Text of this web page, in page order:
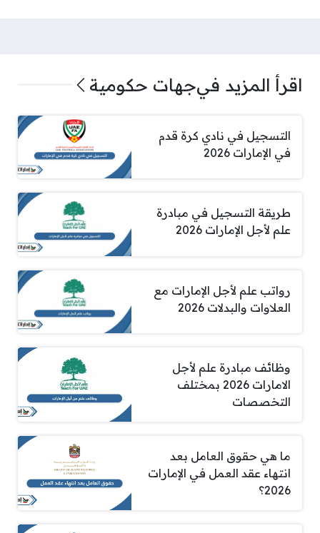
اقرأ المزيد فيجهات حكومية
التسجيل في نادي كرة قدم
في الإمارات 2026
طريقة التسجيل في مبادرة
علم لأجل الإمارات 2026
رواتب علم لأجل الإمارات مع
العلاوات والبدلات 2026
وظائف مبادرة علم لأجل
الامارات 2026 بمختلف
التخصصات
ما هي حقوق العامل بعد
انتهاء عقد العمل في الإمارات
2026؟